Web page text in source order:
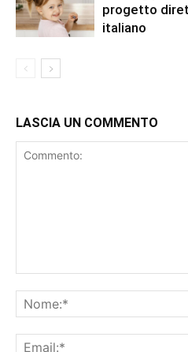
progetto
italiano
LASCIA UN COMMENTO